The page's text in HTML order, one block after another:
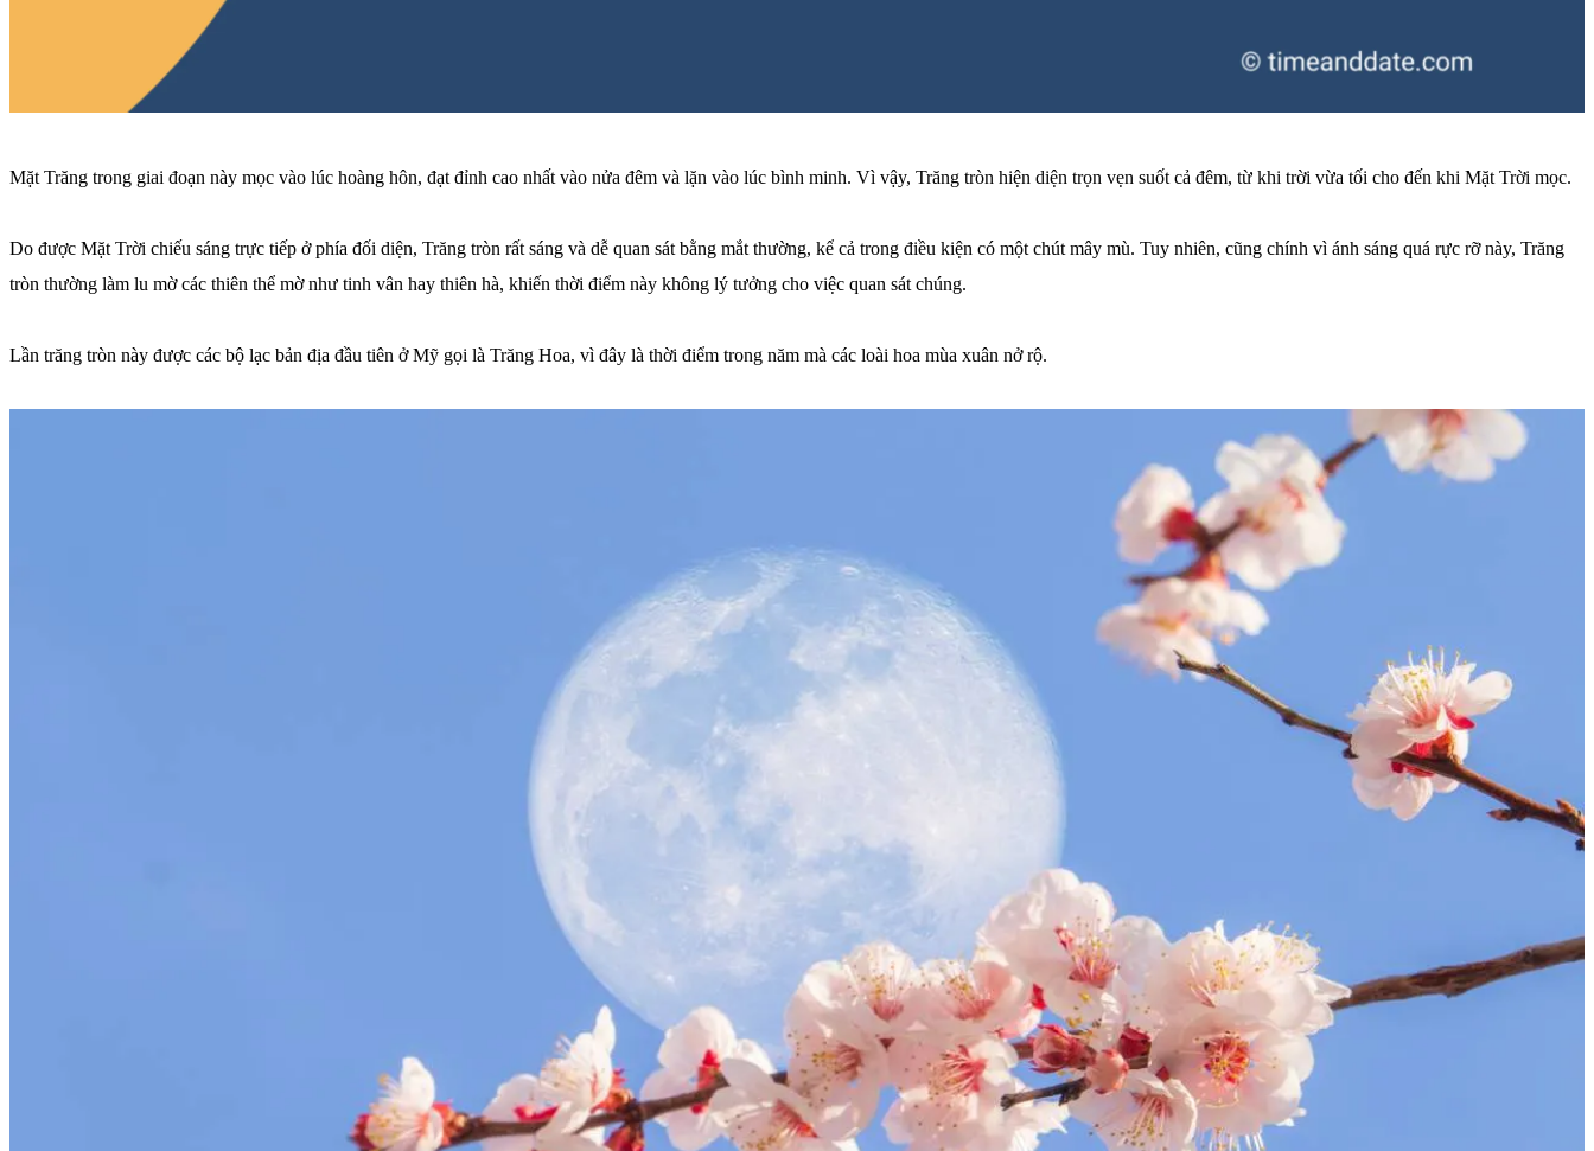
Mặt Trăng trong giai đoạn này mọc vào lúc hoàng hôn, đạt đỉnh cao nhất vào nửa đêm và lặn vào lúc bình minh. Vì vậy, Trăng tròn hiện diện trọn vẹn suốt cả đêm, từ khi trời vừa tối cho đến khi Mặt Trời mọc.
Do được Mặt Trời chiếu sáng trực tiếp ở phía đối diện, Trăng tròn rất sáng và dễ quan sát bằng mắt thường, kể cả trong điều kiện có một chút mây mù. Tuy nhiên, cũng chính vì ánh sáng quá rực rỡ này, Trăng
tròn thường làm lu mờ các thiên thể mờ như tinh vân hay thiên hà, khiến thời điểm này không lý tưởng cho việc quan sát chúng.
Lần trăng tròn này được các bộ lạc bản địa đầu tiên ở Mỹ gọi là Trăng Hoa, vì đây là thời điểm trong năm mà các loài hoa mùa xuân nở rộ.